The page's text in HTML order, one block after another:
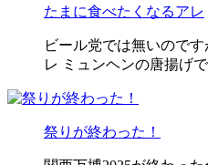
たまに食べたくなるアレ
ビール党では無いので
レ ミュンヘンの唐揚げ
祭りが終わった！